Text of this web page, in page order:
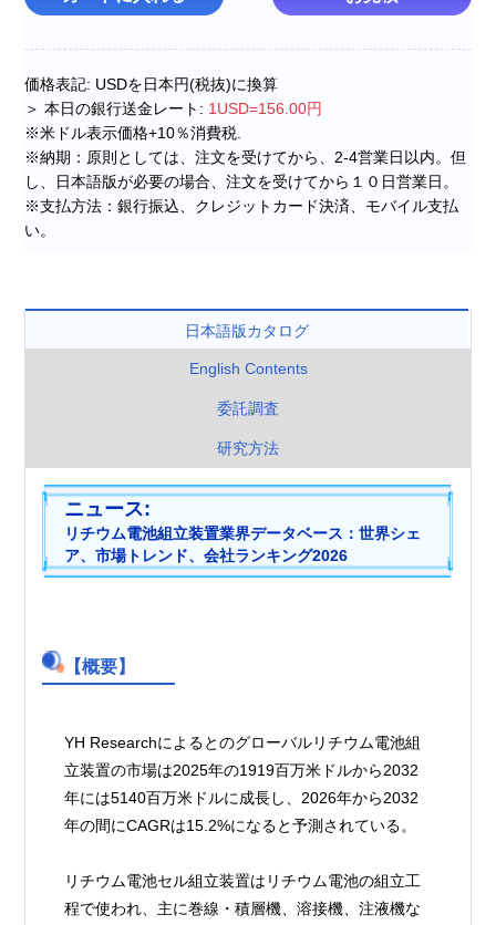
価格表記: USDを日本円(税抜)に換算
＞ 本日の銀行送金レート: 1USD=156.00円
※米ドル表示価格+10％消費税.
※納期：原則としては、注文を受けてから、2-4営業日以内。但
し、日本語版が必要の場合、注文を受けてから１０日営業日。
※支払方法：銀行振込、クレジットカード決済、モバイル支払
い。
日本語版カタログ
English Contents
委託調査
研究方法
ニュース:
リチウム電池組立装置業界データベース ：世界シェ
ア、市場ト レン ド、会社ランキング2026
【概要】
YH Researchによるとのグローバルリチウム電池組
立装置の市場は2025年の1919百万米ドルから2032
年には5140百万米ドルに成長し、2026年から2032
年の間にCAGRは15.2%になると予測されている。
リチウム電池セル組立装置はリチウム電池の組立工
程で使われ、主に巻線・積層機、溶接機、注液機な